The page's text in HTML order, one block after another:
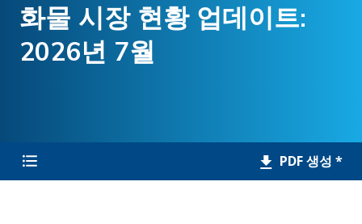
화물 시장 현황 업데이트:
2026년 7월
PDF 생성 *